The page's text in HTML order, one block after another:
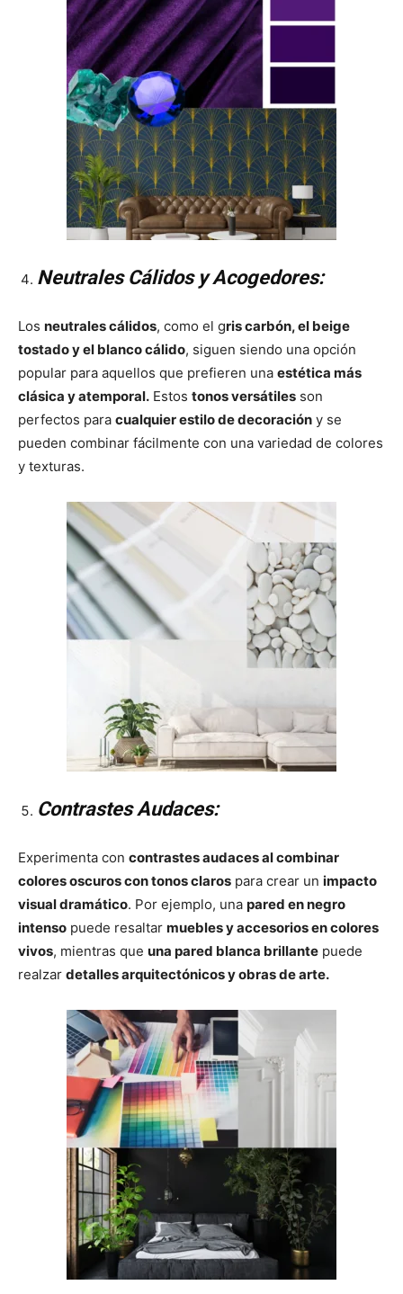
Neutrales Cálidos y Acogedores:
Los neutrales cálidos, como el gris carbón, el beige
tostado y el blanco cálido, siguen siendo una opción
popular para aquellos que prefieren una estética más
clásica y atemporal. Estos tonos versátiles son
perfectos para cualquier estilo de decoración y se
pueden combinar fácilmente con una variedad de colores
y texturas.
Contrastes Audaces:
Experimenta con contrastes audaces al combinar
colores oscuros con tonos claros para crear un impacto
visual dramático. Por ejemplo, una pared en negro
intenso puede resaltar muebles y accesorios en colores
vivos, mientras que una pared blanca brillante puede
realzar detalles arquitectónicos y obras de arte.